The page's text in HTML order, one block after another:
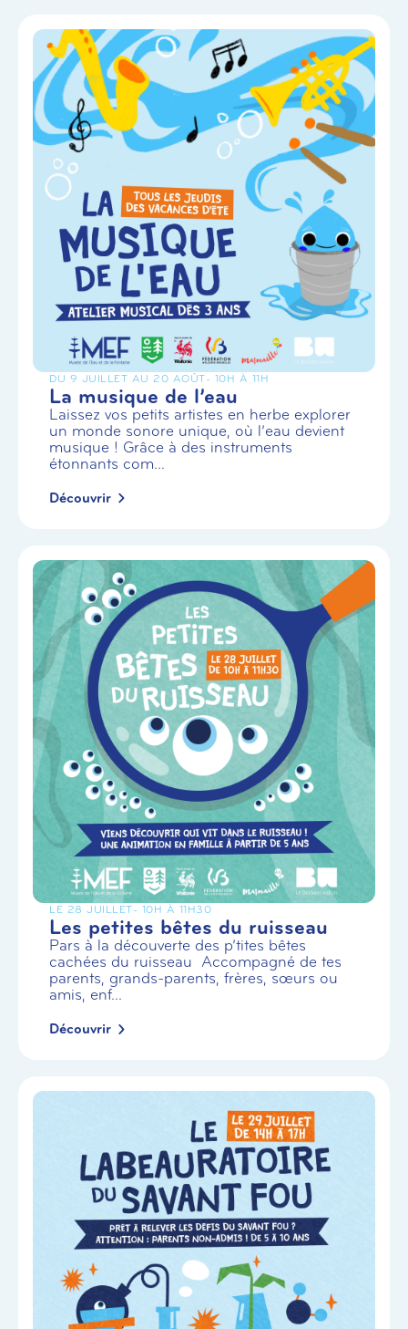
DU 9 JUILLET AU 20 AOÛT- 10H À 11H
La musique de l’eau
Laissez vos petits artistes en herbe explorer
un monde sonore unique, où l’eau devient
musique ! Grâce à des instruments
étonnants com...
Découvrir
LE 28 JUILLET- 10H À 11H30
Les petites bêtes du ruisseau
Pars à la découverte des p’tites bêtes
cachées du ruisseau Accompagné de tes
parents, grands-parents, frères, sœurs ou
amis, enf...
Découvrir